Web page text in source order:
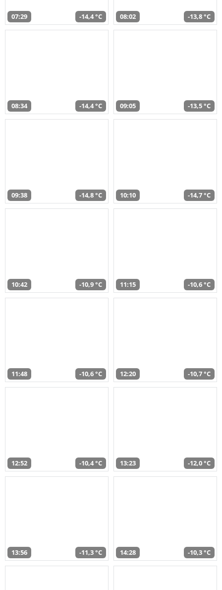
07:29 -14,4 °C 08:02 -13,8 °C
08:34 -14,4 °C 09:05 -13,5 °C
09:38 -14,8 °C 10:10 -14,7 °C
10:42 -10,9 °C 11:15 -10,6 °C
11:48 -10,6 °C 12:20 -10,7 °C
12:52 -10,4 °C 13:23 -12,0 °C
13:56 -11,3 °C 14:28 -10,3 °C